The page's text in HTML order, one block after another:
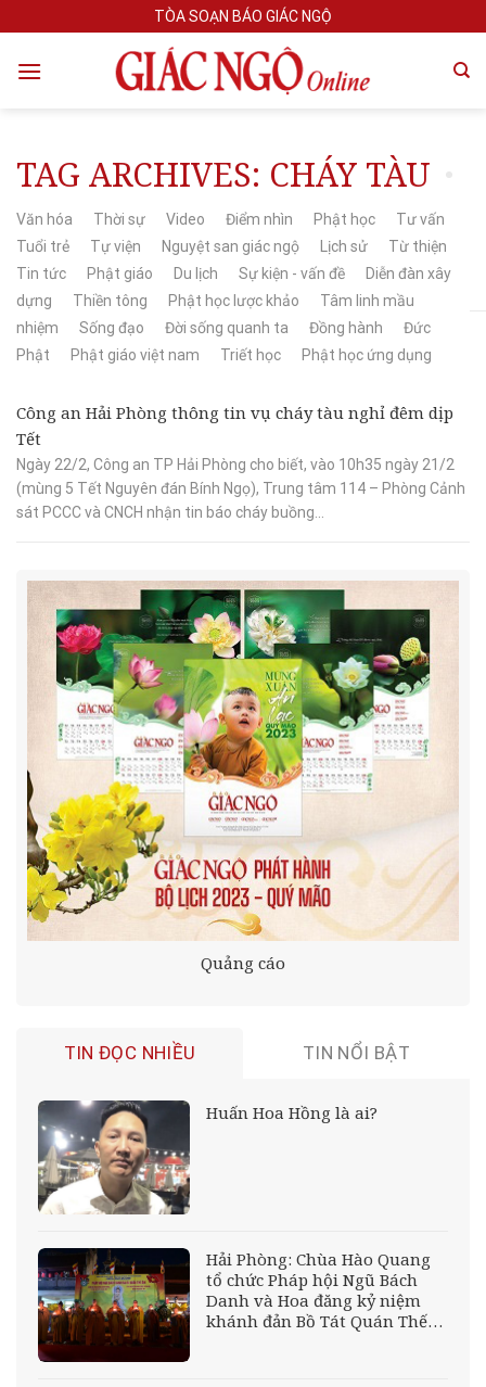
to
content
TÒA SOẠN BÁO GIÁC NGỘ
TAG ARCHIVES: CHÁY TÀU
Văn hóa Thời sự Video Điểm nhìn Phật học
Tư vấn
Tuổi trẻ
Tự viện Nguyệt san giác ngộ Lịch sử
Từ thiện
Tin tức
Phật giáo Du lịch Sự kiện - vấn đề
Diễn đàn xây
dựng
Thiền tông Phật học lược khảo
Tâm linh mầu
nhiệm
Sống đạo Đời sống quanh ta Đồng hành
Đức
Phật
Phật giáo việt nam Triết học Phật học ứng dụng
Công an Hải Phòng thông tin vụ cháy tàu nghỉ đêm dịp
Tết
Ngày 22/2, Công an TP Hải Phòng cho biết, vào 10h35 ngày 21/2
(mùng 5 Tết Nguyên đán Bính Ngọ), Trung tâm 114 – Phòng Cảnh
sát PCCC và CNCH nhận tin báo cháy buồng...
Quảng cáo
TIN ĐỌC NHIỀU TIN NỔI BẬT
Huấn Hoa Hồng là ai?
Hải Phòng: Chùa Hào Quang
tổ chức Pháp hội Ngũ Bách
Danh và Hoa đăng kỷ niệm
khánh đản Bồ Tát Quán Thế